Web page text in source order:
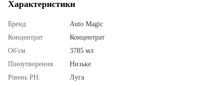
Характеристики
Бренд
Auto Magic
Концентрат
Концентрат
Об'єм
3785 мл
Піноутворення
Низьке
Рівень PН:
Луга